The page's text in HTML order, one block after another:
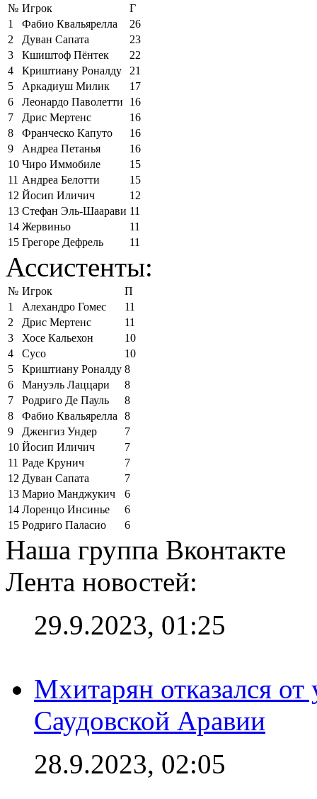
№ Игрок
Г
1
Фабио Квальярелла
26
2
Дуван Сапата
23
3
Кшиштоф Пёнтек
22
4
Криштиану Роналду
21
5
Аркадиуш Милик
17
6
Леонардо Паволетти
16
7
Дрис Мертенс
16
8
Франческо Капуто
16
9
Андреа Петанья
16
10 Чиро Иммобиле
15
11 Андреа Белотти
15
12 Йосип Иличич
12
13 Стефан Эль-Шаарави 11
14 Жервиньо
11
15 Грегоре Дефрель 11
Ассистенты:
№ Игрок
П
1
Алехандро Гомес
11
2
Дрис Мертенс
11
3
Хосе Кальехон
10
4
Сусо
10
5
Криштиану Роналду 8
6
Мануэль Лаццари
8
7
Родриго Де Пауль
8
8
Фабио Квальярелла
8
9
Дженгиз Ундер
7
10 Йосип Иличич
7
11 Раде Крунич
7
12 Дуван Сапата
7
13 Марио Манджукич
6
14 Лоренцо Инсинье
6
15 Родриго Паласио 6
Наша группа Вконтакте
Лента новостей:
29.9.2023, 01:25
Мхитарян отказался от
Саудовской Аравии
28.9.2023, 02:05